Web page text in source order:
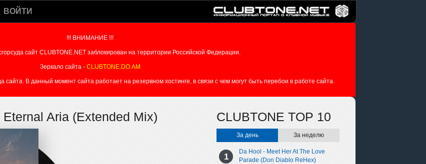
ВОЙТИ
!!! ВНИМАНИЕ !!!
сайт CLUBTONE.NET заблокирован на территории Российской Федерации.
Зеркало сайта - CLUBTONE.DO.AM
В данный момент сайта работает на резервном хостинге, в связи с чем могут быть перебои в работе сайта.
Aria (Extended Mix) CLUBTONE TOP 10
За день За неделю
Da Hool - Meet Her At The Love
Parade (Don Diablo ReHex)